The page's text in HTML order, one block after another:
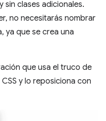
sin clases adicionales.
no necesitarás nombrar
ya que se crea una
que usa el truco de
y lo reposiciona con